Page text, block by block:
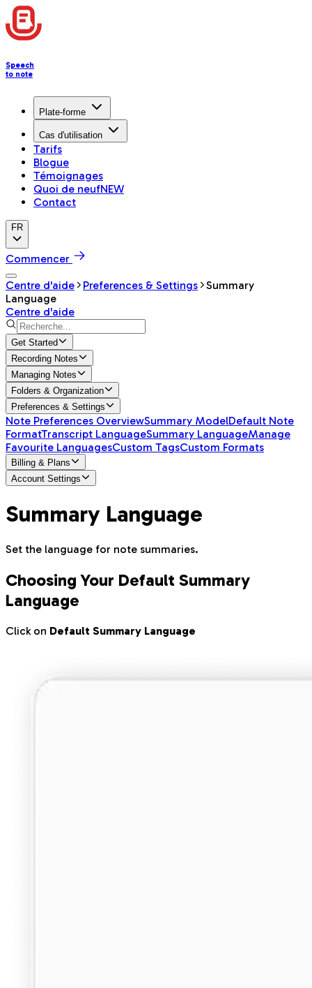
Speech
to note
Plate-forme
Cas d'utilisation
Tarifs
Blogue
Témoignages
Quoi de neufNEW
Contact
FR
Commencer
Centre d'aide
Preferences & Settings
Summary
Language
Centre d'aide
Get Started
Recording Notes
Managing Notes
Folders & Organization
Preferences & Settings
Note Preferences OverviewSummary ModelDefault Note
FormatTranscript LanguageSummary LanguageManage
Favourite LanguagesCustom TagsCustom Formats
Billing & Plans
Account Settings
Summary Language
Set the language for note summaries.
Choosing Your Default Summary
Language
Click on Default Summary Language